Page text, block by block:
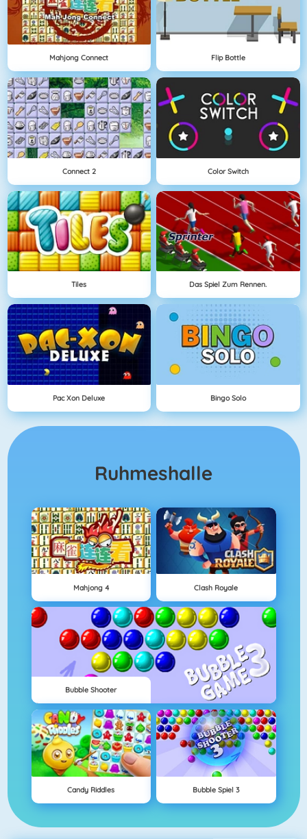
Mahjong Connect Flip Bottle
Connect 2 Color Switch
Tiles Das Spiel Zum Rennen.
Pac Xon Deluxe Bingo Solo
Ruhmeshalle
Mahjong 4 Clash Royale
Bubble Shooter
Candy Riddles Bubble Spiel 3